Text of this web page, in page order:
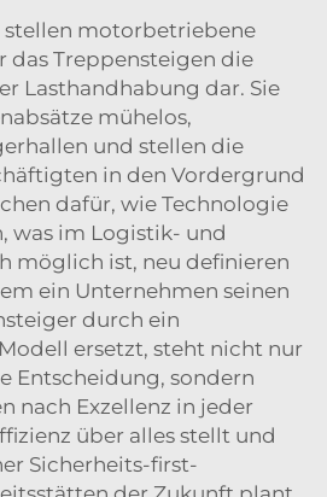
stellen motorbetriebene
das Treppensteigen die
Lasthandhabung dar. Sie
mühelos,
und stellen die
in den Vordergrund
dafür, wie Technologie
was im Logistik- und
möglich ist, neu definieren
ein Unternehmen seinen
durch ein
ersetzt, steht nicht nur
Entscheidung, sondern
nach Exzellenz in jeder
über alles stellt und
Sicherheits-first-